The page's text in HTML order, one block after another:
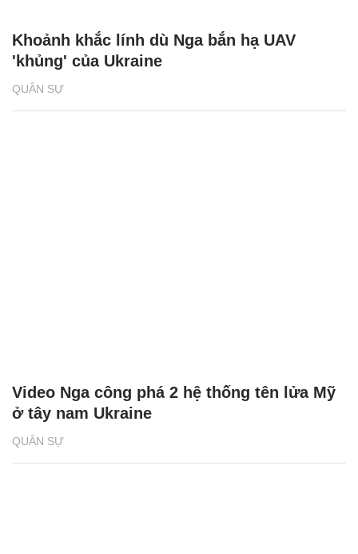
QUÂN SỰ
Khoảnh khắc lính dù Nga bắn hạ UAV
'khủng' của Ukraine
QUÂN SỰ
Video Nga công phá 2 hệ thống tên lửa Mỹ
ở tây nam Ukraine